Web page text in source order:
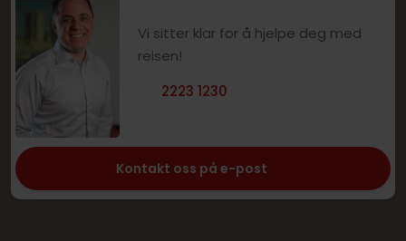
Vi sitter klar for å hjelpe deg med
reisen!
2223 1230
Kontakt oss på e-post